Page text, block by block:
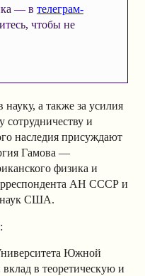
— в телеграм-
чтобы не
а также за усилия
и
наследия присуждают
Гамова —
физика и
АН СССР и
наук США.
Южной
в теоретическую и